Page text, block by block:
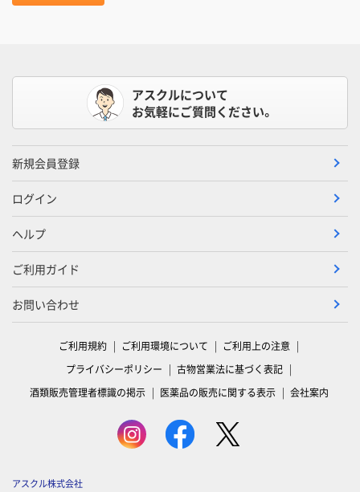
アスクルについて
お気軽にご質問ください。
新規会員登録
ログイン
ヘルプ
ご利用ガイド
お問い合わせ
ご利用規約 ご利用環境について
ご利用上の注意
プライバシーポリシー
古物営業法に基づく表記
酒類販売管理者標識の掲示
医薬品の販売に関する表示 会社案内
アスクル株式会社